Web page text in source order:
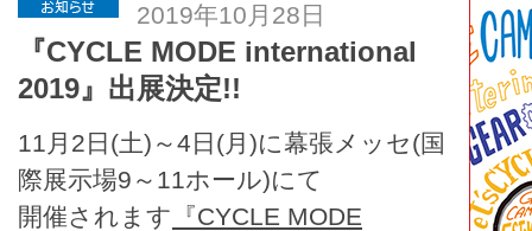
2019年10月28日
『CYCLE MODE international
2019』出展決定!!
11月2日(土)～4日(月)に幕張メッセ(国
際展示場9～11ホール)にて
開催されます 『CYCLE MODE